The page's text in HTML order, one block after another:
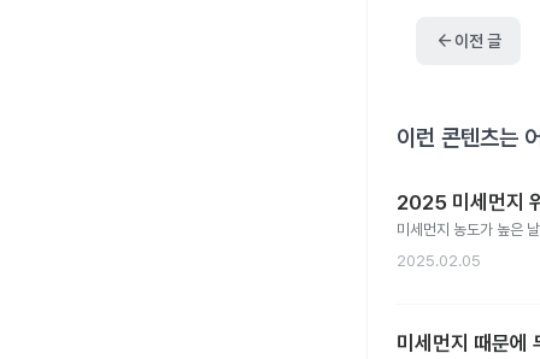
arrow_back이전 글
이런 콘텐츠는
2025 미세먼지
미세먼지 농도가 높은
2025.02.05
미세먼지 때문에